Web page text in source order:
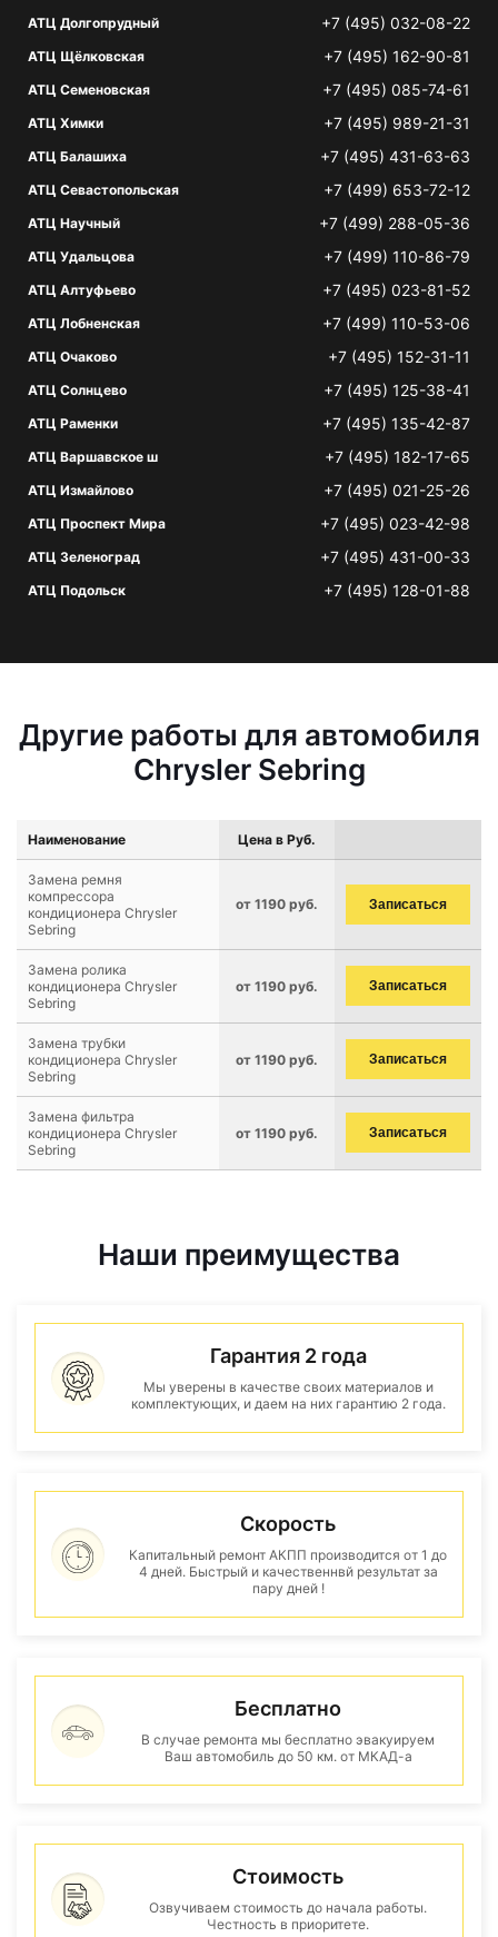
АТЦ Долгопрудный +7 (495) 032-08-22
АТЦ Щёлковская +7 (495) 162-90-81
АТЦ Семеновская +7 (495) 085-74-61
АТЦ Химки +7 (495) 989-21-31
АТЦ Балашиха +7 (495) 431-63-63
АТЦ Севастопольская +7 (499) 653-72-12
АТЦ Научный +7 (499) 288-05-36
АТЦ Удальцова +7 (499) 110-86-79
АТЦ Алтуфьево +7 (495) 023-81-52
АТЦ Лобненская +7 (499) 110-53-06
АТЦ Очаково +7 (495) 152-31-11
АТЦ Солнцево +7 (495) 125-38-41
АТЦ Раменки +7 (495) 135-42-87
АТЦ Варшавское ш +7 (495) 182-17-65
АТЦ Измайлово +7 (495) 021-25-26
АТЦ Проспект Мира +7 (495) 023-42-98
АТЦ Зеленоград +7 (495) 431-00-33
АТЦ Подольск +7 (495) 128-01-88
Другие работы для автомобиля
Chrysler Sebring
Наименование Цена в Руб.
Замена ремня
компрессора
кондиционера Chrysler
Sebring
от 1190 руб. Записаться
Замена ролика
кондиционера Chrysler
Sebring
от 1190 руб. Записаться
Замена трубки
кондиционера Chrysler
Sebring
от 1190 руб. Записаться
Замена фильтра
кондиционера Chrysler
Sebring
от 1190 руб. Записаться
Наши преимущества
Гарантия 2 года
Мы уверены в качестве своих материалов и
комплектующих, и даем на них гарантию 2 года.
Скорость
Капитальный ремонт АКПП производится от 1 до
4 дней. Быстрый и качественнвй результат за
пару дней !
Бесплатно
В случае ремонта мы бесплатно эвакуируем
Ваш автомобиль до 50 км. от МКАД-а
Стоимость
Озвучиваем стоимость до начала работы.
Честность в приоритете.